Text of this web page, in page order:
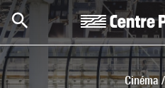
Aller au contenu principal
Centre Pompidou
Cinéma